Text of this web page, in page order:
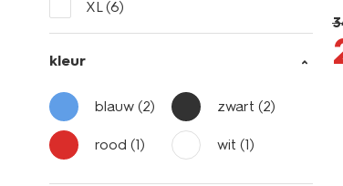
XL(6)
kleur
blauw (2) zwart(2)
rood (1) wit(1)